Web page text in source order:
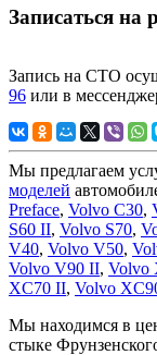
Записаться на
Запись на СТО
96 или в
Мы предлагаем
моделей
Preface, Volvo C30,
S60 II, Volvo S70,
V40, Volvo V50,
Volvo V90 II, Volvo
XC70 II, Volvo
Мы находимся в
стыке